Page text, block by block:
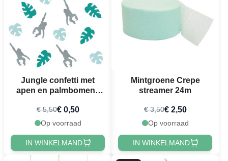
Jungle confetti met
apen en palmbomen -
€ 5,50€ 0,50
Op voorraad
IN WINKELMAND
Mintgroene Crepe
streamer 24m
€ 3,50€ 2,50
Op voorraad
IN WINKELMAND